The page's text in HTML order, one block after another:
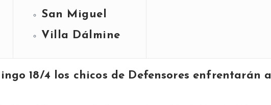
San Miguel
Villa Dálmine
18/4 los chicos de Defensores enfrentarán a